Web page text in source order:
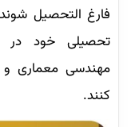
فارغ التحصیل
تحصیلی خود در
مهندسی معماری و
کنند.